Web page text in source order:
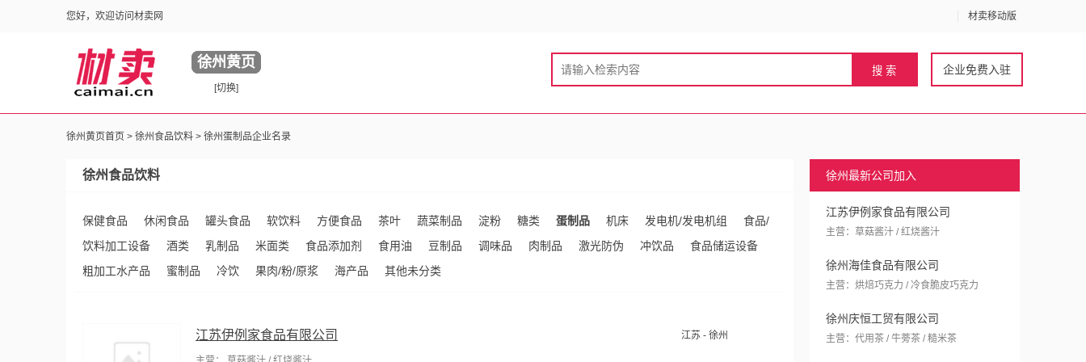
您好，欢迎访问材卖网 材卖移动版
徐州黄页
[切换]
企业免费入驻
徐州黄页首页 > 徐州食品饮料 > 徐州蛋制品企业名录
徐州食品饮料
保健食品 休闲食品 罐头食品 软饮料 方便食品 茶叶 蔬菜制品 淀粉 糖类 蛋制品 机床 发电机/发电机组
食品/
饮料加工设备
酒类 乳制品 米面类 食品添加剂 食用油 豆制品 调味品 肉制品 激光防伪 冲饮品
食品储运设备
粗加工水产品
蜜制品 冷饮 果肉/粉/原浆 海产品 其他未分类
江苏伊例家食品有限公司 江苏 - 徐州
徐州最新公司加入
江苏伊例家食品有限公司
主营：草菇酱汁 / 红烧酱汁
徐州海佳食品有限公司
主营：烘焙巧克力 / 冷食脆皮巧克力
徐州庆恒工贸有限公司
主营：代用茶 / 牛蒡茶 / 糙米茶